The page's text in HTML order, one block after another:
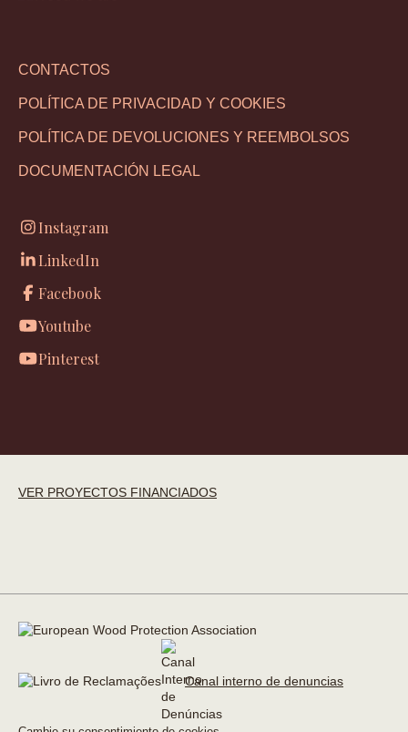
CONTACTOS
POLÍTICA DE PRIVACIDAD Y COOKIES
POLÍTICA DE DEVOLUCIONES Y REEMBOLSOS
DOCUMENTACIÓN LEGAL
Instagram
LinkedIn
Facebook
Youtube
Pinterest
VER PROYECTOS FINANCIADOS
Canal interno de denuncias